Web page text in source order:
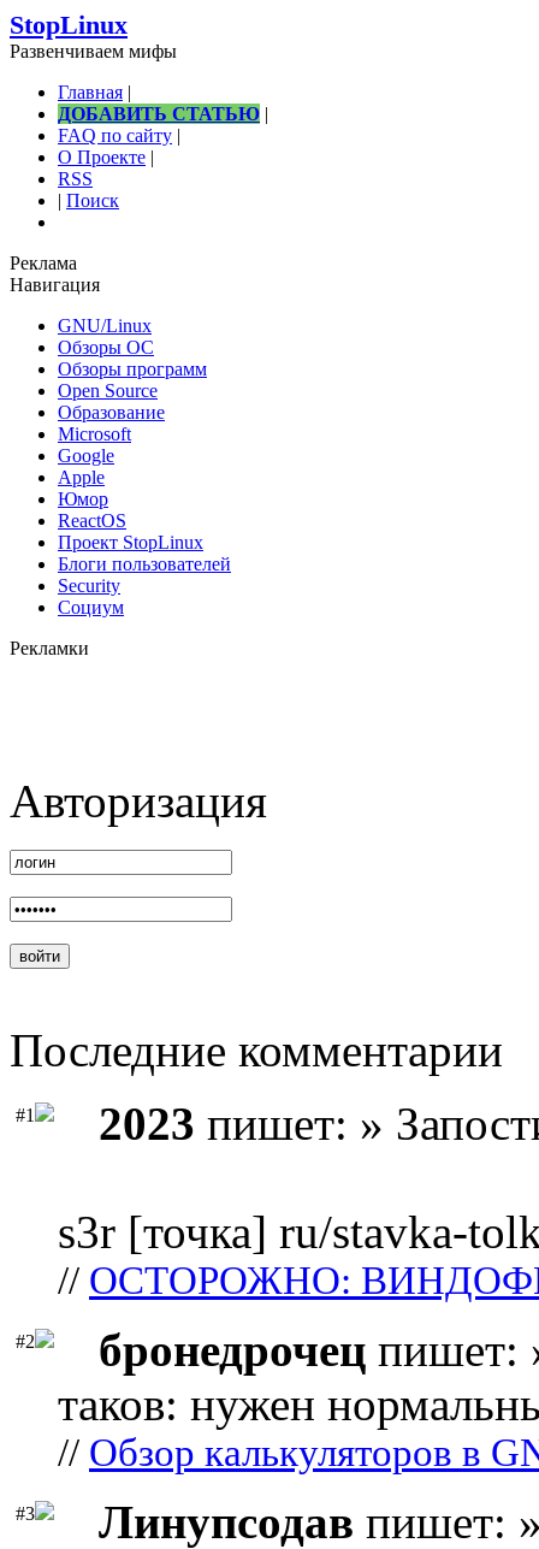
StopLinux
Развенчиваем мифы
Главная |
ДОБАВИТЬ СТАТЬЮ |
FAQ по сайту |
О Проекте |
RSS
| Поиск
Реклама
Навигация
GNU/Linux
Обзоры ОС
Обзоры программ
Open Source
Образование
Microsoft
Google
Apple
Юмор
ReactOS
Проект StopLinux
Блоги пользователей
Security
Социум
Рекламки
Авторизация
Последние комментарии
#1 2023 пишет: »
s3r [точка] ru/stavka-
// ОСТОРОЖНО:
#2 бронедрочец пишет:
таков: нужен
// Обзор калькуляторов в
#3 Линупсодав пишет: